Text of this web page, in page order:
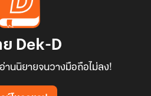
Dek-D
นนิยายจนวางมือถือไม่ลง!